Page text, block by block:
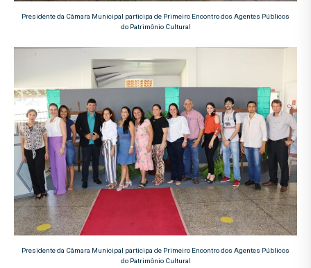
Presidente da Câmara Municipal participa de Primeiro Encontro dos Agentes Públicos
do Patrimônio Cultural
Presidente da Câmara Municipal participa de Primeiro Encontro dos Agentes Públicos
do Patrimônio Cultural